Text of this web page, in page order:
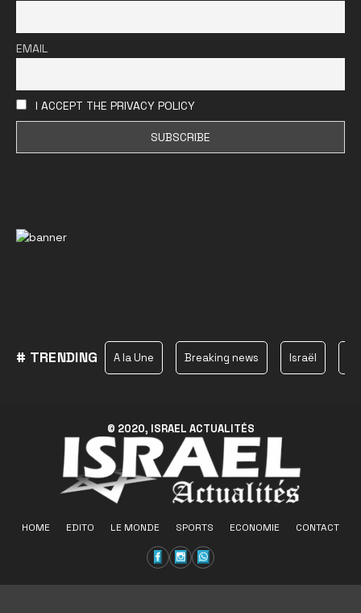
EMAIL
I ACCEPT THE PRIVACY POLICY
# TRENDING A la Une Breaking news Israël
© 2020, ISRAEL ACTUALITÉS
HOME EDITO LE MONDE SPORTS ECONOMIE CONTACT